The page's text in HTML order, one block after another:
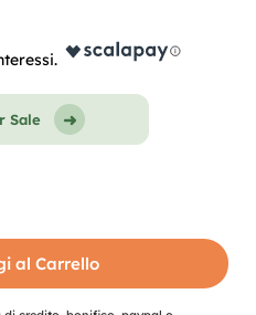
Sale
al Carrello